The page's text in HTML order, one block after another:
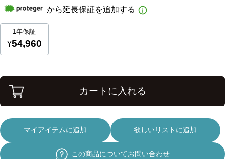
カートに入れる
マイアイテムに追加 欲しいリストに追加
この商品についてお問い合わせ